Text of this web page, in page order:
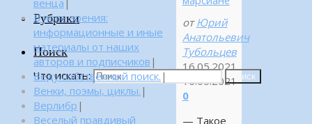
Рубрики
Поиск
Что искать: Поиск
от Юрий
Анатольевич
Тубольцев
16.05.2021
16.05.2021
0
— Такое
венца |
В поле зрения:
информационные и иные
материалы от наших
авторов и подписчиков |
Веду собственный поиск. |
Венки, поэмы, циклы. |
Верлибр |
Веселый правдивый